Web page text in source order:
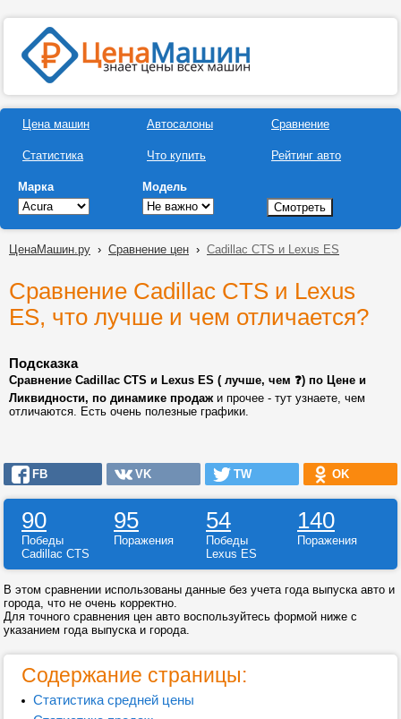
Цена машин
Статистика
Автосалоны
Что купить
Сравнение
Рейтинг авто
Марка Модель
ЦенаМашин.ру › Сравнение цен › Cadillac CTS и Lexus ES
Сравнение Cadillac CTS и Lexus
ES, что лучше и чем отличается?
Подсказка
Сравнение Cadillac CTS и Lexus ES ( лучше, чем ❓) по Цене и
Ликвидности, по динамике продажи прочее - тут узнаете, чем
отличаются. Есть очень полезные графики.
FB VK TW OK
90 95 54 140
Победы Поражения Победы
Поражения
Cadillac CTS
Lexus ES
В этом сравнении использованы данные без учета года выпуска авто и
города, что не очень корректно.
Для точного сравнения цен авто воспользуйтесь формой ниже с
указанием года выпуска и города.
Содержание страницы:
Статистика средней цены